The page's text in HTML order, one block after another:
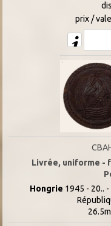
prix /
Livrée, uniforme -
Hongrie 1945 - 20..